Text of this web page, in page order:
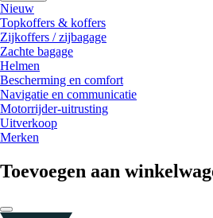
Nieuw
Topkoffers & koffers
Zijkoffers / zijbagage
Zachte bagage
Helmen
Bescherming en comfort
Navigatie en communicatie
Motorrijder-uitrusting
Uitverkoop
Merken
Toevoegen aan